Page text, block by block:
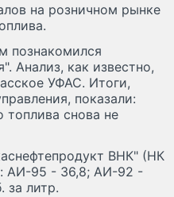
на розничном рынке
познакомился
Анализ, как известно,
УФАС. Итоги,
показали:
топлива снова не
ВНК" (НК
АИ-95 - 36,8; АИ-92 -
за литр.